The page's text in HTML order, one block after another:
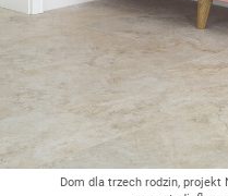
Dom dla trzech rodzin, projekt